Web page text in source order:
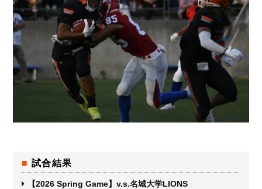
試合結果
【2026 Spring Game】v.s.名城大学LIONS